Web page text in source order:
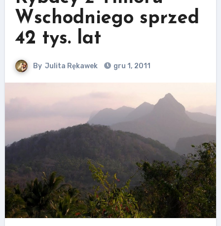
Wschodniego sprzed
42 tys. lat
By Julita Rękawek gru 1, 2011